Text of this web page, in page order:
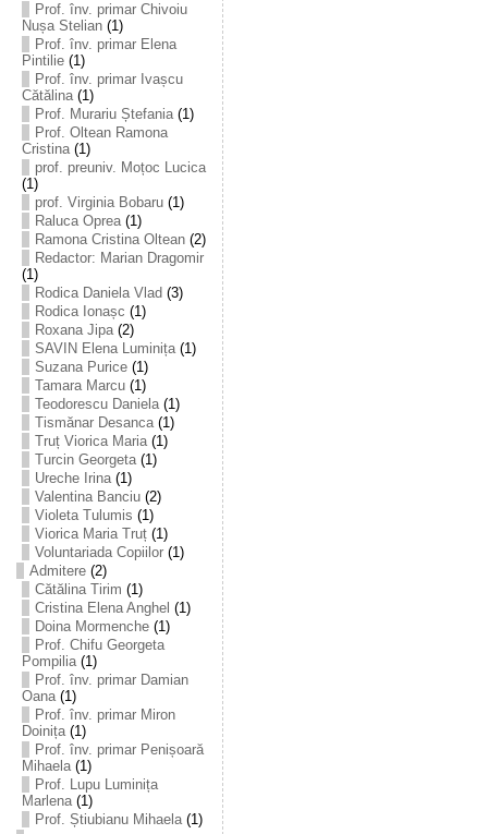
Prof. înv. primar Chivoiu
Nușa Stelian(1)
Prof. înv. primar Elena
Pintilie(1)
Prof. înv. primar Ivașcu
Cătălina(1)
Prof. Murariu Ștefania(1)
Prof. Oltean Ramona
Cristina(1)
prof. preuniv. Moțoc Lucica
(1)
prof. Virginia Bobaru(1)
Raluca Oprea(1)
Ramona Cristina Oltean(2)
Redactor: Marian Dragomir
(1)
Rodica Daniela Vlad (3)
Rodica Ionașc (1)
Roxana Jipa(2)
SAVIN Elena Luminița(1)
Suzana Purice(1)
Tamara Marcu(1)
Teodorescu Daniela(1)
Tismănar Desanca(1)
Truț Viorica Maria(1)
Turcin Georgeta(1)
Ureche Irina(1)
Valentina Banciu(2)
Violeta Tulumis (1)
Viorica Maria Truț(1)
Voluntariada Copiilor(1)
Admitere(2)
Cătălina Tirim (1)
Cristina Elena Anghel (1)
Doina Mormenche(1)
Prof. Chifu Georgeta
Pompilia(1)
Prof. înv. primar Damian
Oana(1)
Prof. înv. primar Miron
Doinița(1)
Prof. înv. primar Penișoară
Mihaela(1)
Prof. Lupu Luminița
Marlena(1)
Prof. Știubianu Mihaela(1)